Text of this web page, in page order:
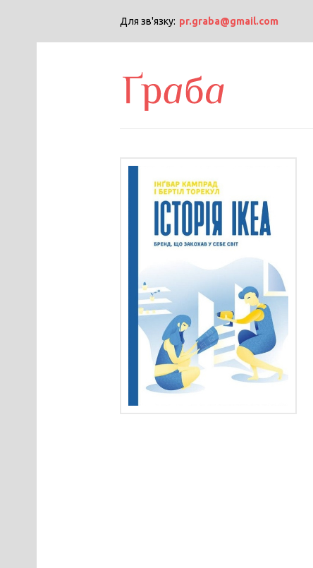
Для зв'язку: pr.graba@gmail.com